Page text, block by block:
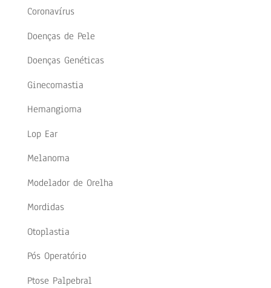
Coronavírus
Doenças de Pele
Doenças Genéticas
Ginecomastia
Hemangioma
Lop Ear
Melanoma
Modelador de Orelha
Mordidas
Otoplastia
Pós Operatório
Ptose Palpebral